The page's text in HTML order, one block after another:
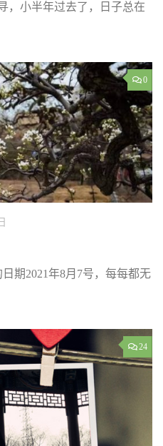
，小半年过去了，日子总在
0
期2021年8月7号，每每都无
24